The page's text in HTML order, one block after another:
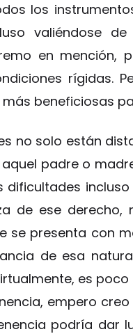
los
valiéndose de
en mención,
rígidas.
beneficiosas
no solo están
padre o
de ese derecho,
se presenta con
de esa
es
empero
podría dar